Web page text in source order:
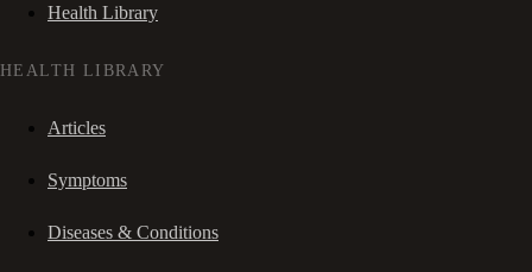
Health Library
HEALTH LIBRARY
Articles
Symptoms
Diseases & Conditions